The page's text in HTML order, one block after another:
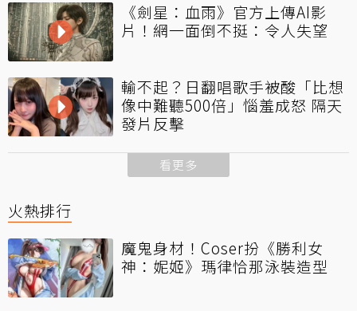
《劍星：血雨》官方上傳AI影
片！網一面倒不挺：令人失望
輸不起？日翻唱歌手被酸「比想
像中難聽500倍」惱羞成怒 隔天
發片反擊
看更多
火熱排行
魔鬼身材！Coser扮《勝利女
神：妮姬》瑪律恰那泳裝造型